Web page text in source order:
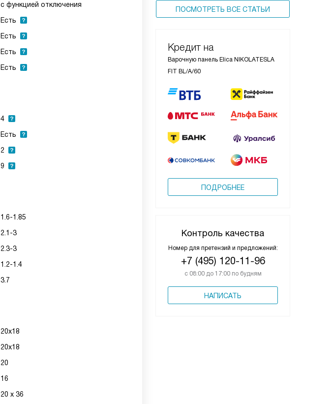
ПОСМОТРЕТЬ ВСЕ СТАТЬИ
Кредит на
Варочную панель Elica NIKOLATESLA
FIT BL/A/60
ПОДРОБНЕЕ
Контроль качества
Номер для претензий и предложений:
+7 (495) 120-11-96
с 08:00 до 17:00 по будням
НАПИСАТЬ
с функцией отключения
Есть
Есть
Есть
Есть
4
Есть
2
9
1.6-1.85
2.1-3
2.3-3
1.2-1.4
3.7
20х18
20х18
20
16
20 х 36